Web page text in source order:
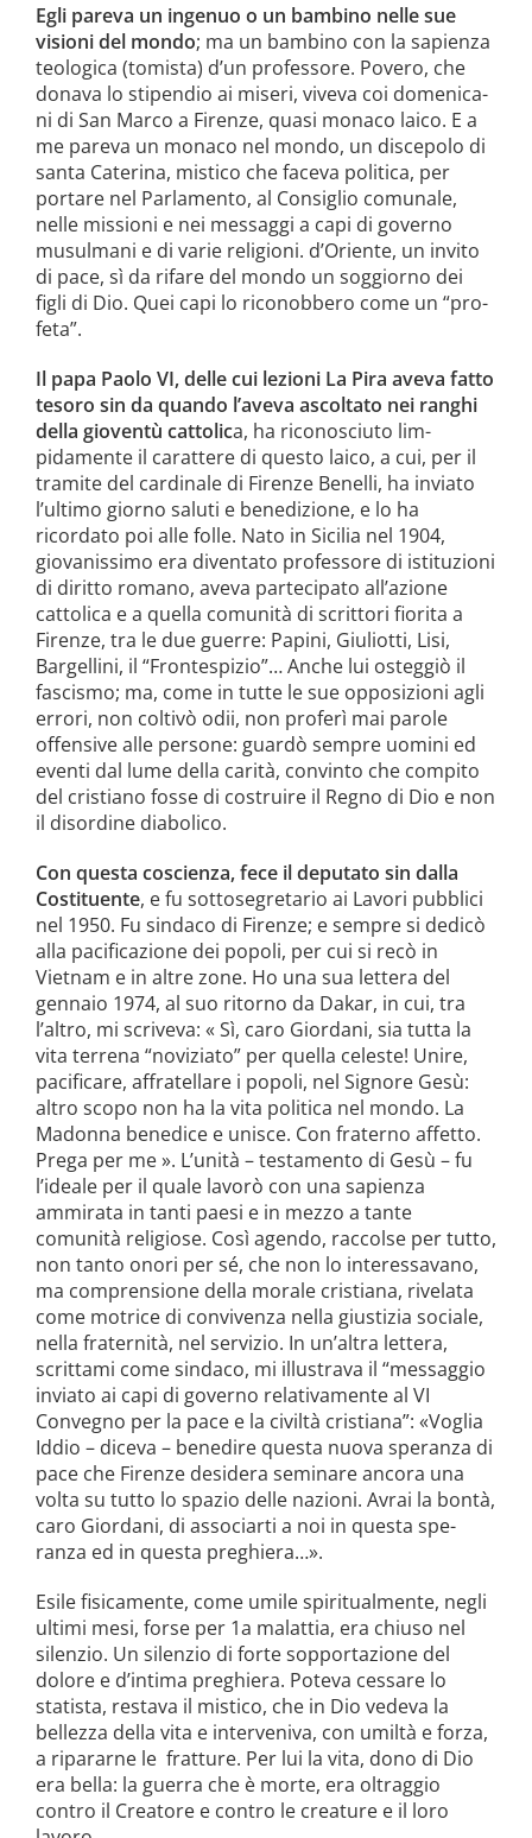
Egli pareva un ingenuo o un bambino nelle sue
visioni del mondo; ma un bam­bino con la sapienza
teologica (tomista) d’un professore. Povero, che
donava lo stipendio ai miseri, viveva coi domenica­
ni di San Marco a Firenze, quasi mona­co laico. E a
me pareva un monaco nel mondo, un discepolo di
santa Caterina, mistico che faceva politica, per
portare nel Parlamento, al Consiglio comunale,
nelle missioni e nei messaggi a capi di governo
musulmani e di varie religioni. d’Oriente, un invito
di pace, sì da rifare del mondo un soggiorno dei
figli di Dio. Quei capi lo riconobbero come un “pro­
feta”.
Il papa Paolo VI, delle cui lezioni La Pira aveva fatto
tesoro sin da quan­do l’aveva ascoltato nei ranghi
della gioventù cattolica, ha riconosciuto lim­
pidamente il carattere di questo laico, a cui, per il
tramite del cardinale di Fi­renze Benelli, ha inviato
l’ultimo giorno saluti e benedizione, e lo ha
ricordato poi alle folle. Nato in Sicilia nel 1904,
giovanissi­mo era diventato professore di istitu­zioni
di diritto romano, aveva parteci­pato all’azione
cattolica e a quella co­munità di scrittori fiorita a
Firenze, tra le due guerre: Papini, Giuliotti, Lisi,
Bargellini, il “Frontespizio”… Anche lui osteggiò il
fascismo; ma, come in tutte le sue opposizioni agli
errori, non colti­vò odii, non proferì mai parole
offensive alle persone: guardò sempre uomini ed
eventi dal lume della carità, convinto che compito
del cristiano fosse di co­struire il Regno di Dio e non
il disor­dine diabolico.
Con questa coscienza, fece il deputa­to sin dalla
Costituente, e fu sottosegretario ai Lavori pubblici
nel 1950. Fu sindaco di Firenze; e sempre si dedicò
alla pacificazione dei popoli, per cui si recò in
Vietnam e in altre zone. Ho una sua lettera del
gennaio 1974, al suo ritor­no da Dakar, in cui, tra
l’altro, mi scrive­va: « Sì, caro Giordani, sia tutta la
vita terrena “noviziato” per quella celeste! Unire,
pacificare, affratellare i popoli, nel Signore Gesù:
altro scopo non ha la vita politica nel mondo. La
Madonna benedice e unisce. Con fraterno affetto.
Prega per me ». L’unità – testamento di Gesù – fu
l’ideale per il quale lavorò con una sapienza
ammirata in tanti pae­si e in mezzo a tante
comunità reli­giose. Così agendo, raccolse per tutto,
non tanto onori per sé, che non lo interes­savano,
ma comprensione della morale cristiana, rivelata
come motrice di con­vivenza nella giustizia sociale,
nella fra­ternità, nel servizio. In un’altra lettera,
scrittami come sindaco, mi illustrava il “messaggio
inviato ai capi di governo re­lativamente al VI
Convegno per la pace e la civiltà cristiana”: «Voglia
Iddio – diceva – benedire questa nuova spe­ranza di
pace che Firenze desidera semi­nare ancora una
volta su tutto lo spazio delle nazioni. Avrai la bontà,
caro Gior­dani, di associarti a noi in questa spe­
ranza ed in questa preghiera…».
Esile fisicamente, come umile spiritual­mente, negli
ultimi mesi, forse per 1a malattia, era chiuso nel
silenzio. Un si­lenzio di forte sopportazione del
dolore e d’intima preghiera. Poteva cessare lo
statista, restava il mistico, che in Dio vedeva la
bellezza della vita e interveniva, con umiltà e forza,
a ripararne le fratture. Per lui la vita, dono di Dio
era bella: la guerra che è morte, era oltraggio
contro il Creatore e contro le creature e il loro